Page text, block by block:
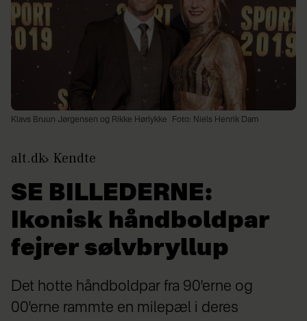
Klavs Bruun Jørgensen og Rikke Hørlykke Foto: Niels Henrik Dam
alt.dk Kendte
SE BILLEDERNE:
Ikonisk håndboldpar
fejrer sølvbryllup
Det hotte håndboldpar fra 90'erne og
00'erne rammte en milepæl i deres